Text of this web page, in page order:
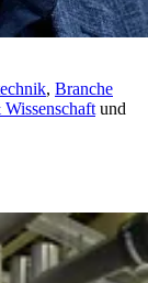
, Branche
und